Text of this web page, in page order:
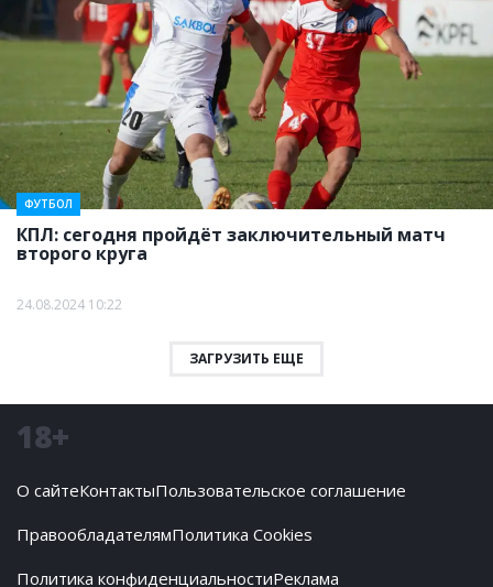
КПЛ: сегодня пройдёт заключительный матч
второго круга
ФУТБОЛ
24.08.2024 10:22
ЗАГРУЗИТЬ ЕЩЕ
18+
О сайтеКонтактыПользовательское соглашение
ПравообладателямПолитика Cookies
Политика конфиденциальностиРеклама